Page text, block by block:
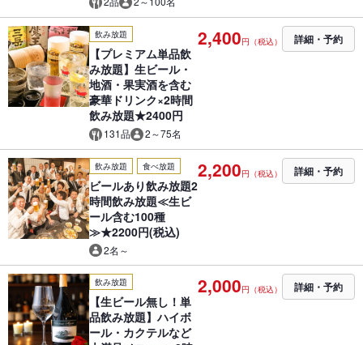
飲み放題
【プレミアム単品飲
み放題】生ビール・
地酒・果実酒を含む
豪華ドリンク×2時間
飲み放題★2400円
131品 2～75名
2,400円（税込） 詳細・予約
飲み放題 食べ放題
ビールあり飲み放題2
時間飲み放題≪生ビ
ール含む100種
≫★2200円(税込)
2名～
2,200円（税込） 詳細・予約
飲み放題
【生ビール無し！単
品飲み放題】ハイボ
ール・カクテルなど
2,000円（税込） 詳細・予約